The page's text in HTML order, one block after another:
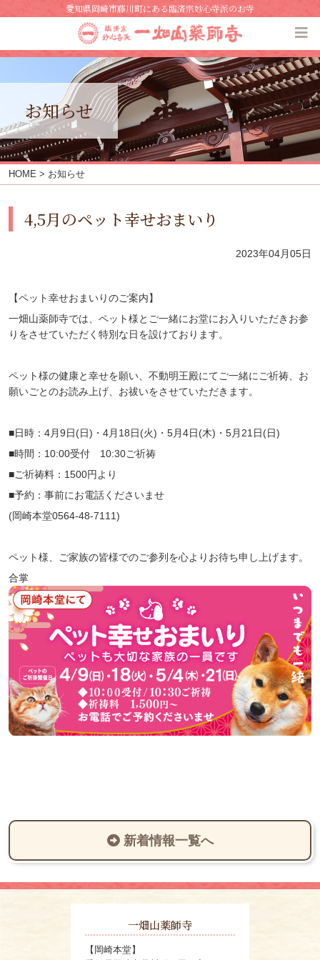
愛知県岡崎市藤川町にある臨済宗妙心寺派のお寺
お知らせ
HOME > お知らせ
4,5月のペット幸せおまいり
2023年04月05日
【ペット幸せおまいりのご案内】
一畑山薬師寺では、ペット様とご一緒にお堂にお入りいただきお参
りをさせていただく特別な日を設けております。
ペット様の健康と幸せを願い、不動明王殿にてご一緒にご祈祷、お
願いごとのお読み上げ、お祓いをさせていただきます。
■日時：4月9日(日)・4月18日(火)・5月4日(木)・5月21日(日)
■時間：10:00受付 10:30ご祈祷
■ご祈祷料：1500円より
■予約：事前にお電話くださいませ
(岡崎本堂0564‐48‐7111)
ペット様、ご家族の皆様でのご参列を心よりお待ち申し上げます。
合掌
新着情報一覧へ
一畑山薬師寺
【岡崎本堂】